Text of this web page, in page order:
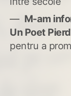
M-am
Un Poet
pentru a